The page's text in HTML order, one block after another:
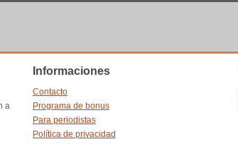
a
Informaciones
Contacto
Programa de bonus
Para periodistas
Política de privacidad